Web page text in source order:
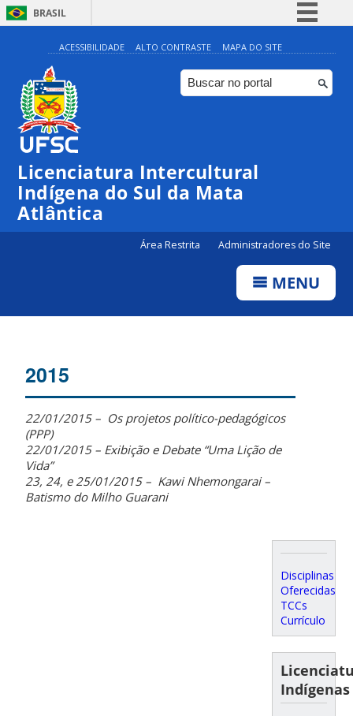
BRASIL
Simplifique!
Comunica BR
Participe
Canais
ACESSIBILIDADE ALTO CONTRASTE MAPA DO SITE
Licenciatura Intercultural
Indígena do Sul da Mata
Atlântica
Área Restrita Administradores do Site
MENU
2015
22/01/2015 – Os projetos político-pedagógicos
(PPP)
22/01/2015 – Exibição e Debate “Uma Lição de
Vida”
23, 24, e 25/01/2015 – Kawi Nhemongarai –
Batismo do Milho Guarani
Disciplinas
Oferecidas
TCCs
Currículo
Indígenas